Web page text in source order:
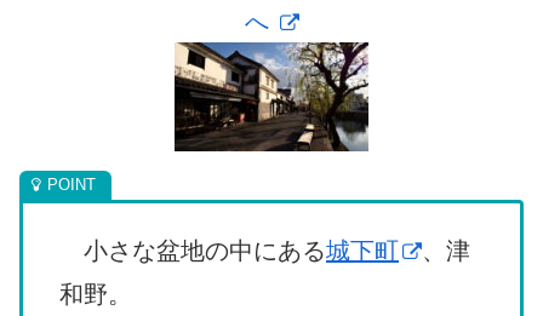
へ
小さな盆地の中にある城下町
、津
和野。